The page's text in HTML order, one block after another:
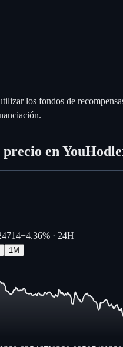
los fondos de
en
−4.36% · 24H
1M